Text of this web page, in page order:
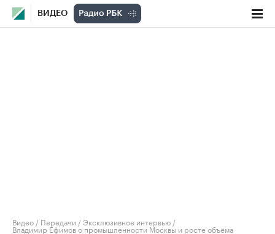
ВИДЕО
Видео / Передачи /Эксклюзивное интервью /
Владимир Ефимов о промышленности Москвы и росте объёма